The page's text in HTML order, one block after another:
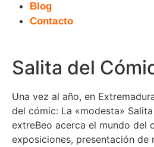
Blog
Contacto
Salita del
Una vez al año, en
del cómic: La «modesta»
extreBeo acerca el mundo del
exposiciones, presentación de